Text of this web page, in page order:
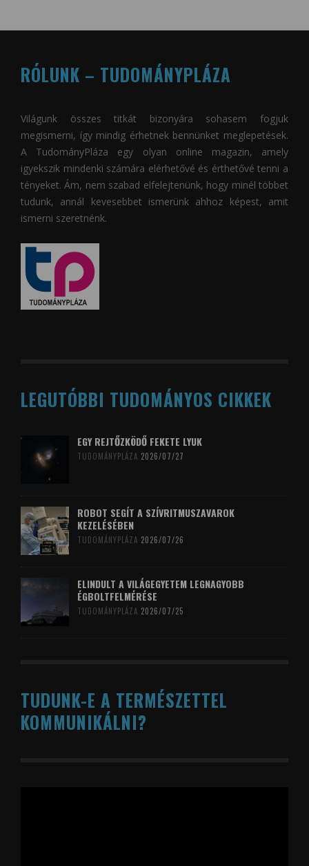
RÓLUNK – TUDOMÁNYPLÁZA
Világunk összes titkát bizonyára sohasem fogjuk
megismerni, így mindig érhetnek bennünket meglepetések.
A TudományPláza egy olyan online magazin, amely
igyekszik mindenki számára elérhetővé és érthetővé tenni a
tényeket. Ám, nem szabad elfelejtenünk, hogy minél többet
tudunk, annál kevesebbet ismerünk ahhoz képest, amit
ismerni szeretnénk.
LEGUTÓBBI TUDOMÁNYOS CIKKEK
EGY REJTŐZKÖDŐ FEKETE LYUK
TUDOMÁNYPLÁZA 2026/07/27
ROBOT SEGÍT A SZÍVRITMUSZAVAROK
KEZELÉSÉBEN
TUDOMÁNYPLÁZA 2026/07/26
ELINDULT A VILÁGEGYETEM LEGNAGYOBB
ÉGBOLTFELMÉRÉSE
TUDOMÁNYPLÁZA 2026/07/25
TUDUNK-E A TERMÉSZETTEL
KOMMUNIKÁLNI?